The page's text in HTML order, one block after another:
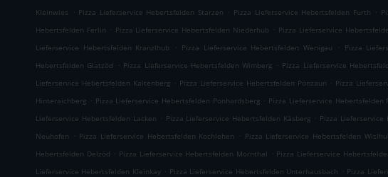
Kleinwies
. Pizza Lieferservice Hebertsfelden Starzen . Pizza Lieferservice Hebertsfelden Furth .
Hebertsfelden Ferlin . Pizza Lieferservice Hebertsfelden Niederhub . Pizza Lieferservice
Lieferservice Hebertsfelden Kranzlhub
. Pizza Lieferservice Hebertsfelden Wenigau . Pizza
Hebertsfelden Glatzöd
. Pizza Lieferservice Hebertsfelden Wimberg . Pizza Lieferservice
Lieferservice Hebertsfelden Kaltenberg . Pizza Lieferservice Hebertsfelden Ponzaun . Pizza
Hinteraichberg . Pizza Lieferservice Hebertsfelden Ponhardsberg . Pizza Lieferservice Hebertsfelden
Lieferservice Hebertsfelden Lacken . Pizza Lieferservice Hebertsfelden Käsberg . Pizza Lieferservice
Neuhofen
. Pizza Lieferservice Hebertsfelden Kochlehen . Pizza Lieferservice Hebertsfelden
Hebertsfelden Delzöd . Pizza Lieferservice Hebertsfelden Mornthal . Pizza Lieferservice
Lieferservice Hebertsfelden Kleinkay . Pizza Lieferservice Hebertsfelden Unterhausbach . Pizza